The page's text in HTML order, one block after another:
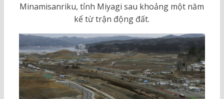
Minamisanriku, tỉnh Miyagi sau khoảng một năm
kể từ trận động đất.